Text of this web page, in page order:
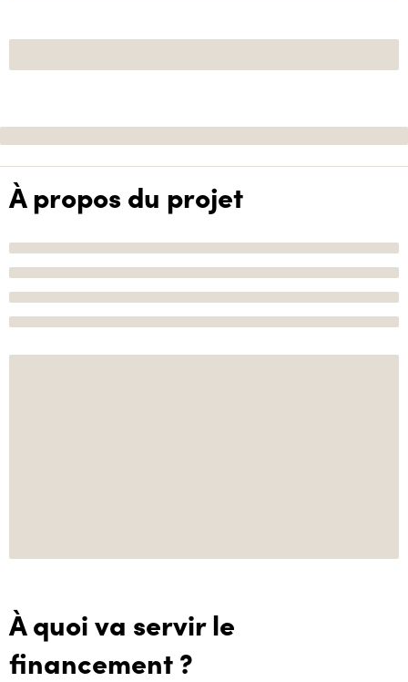
À propos du projet
À quoi va servir le
financement ?